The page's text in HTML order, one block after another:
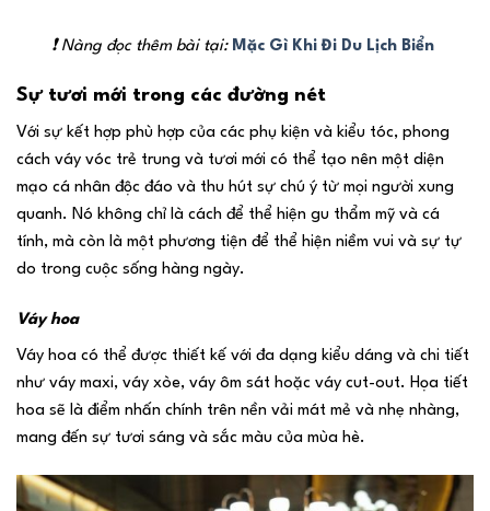
❗ Nàng đọc thêm bài tại: Mặc Gì Khi Đi Du Lịch Biển
Sự tươi mới trong các đường nét
Với sự kết hợp phù hợp của các phụ kiện và kiểu tóc, phong
cách váy vóc trẻ trung và tươi mới có thể tạo nên một diện
mạo cá nhân độc đáo và thu hút sự chú ý từ mọi người xung
quanh. Nó không chỉ là cách để thể hiện gu thẩm mỹ và cá
tính, mà còn là một phương tiện để thể hiện niềm vui và sự tự
do trong cuộc sống hàng ngày.
Váy hoa
Váy hoa có thể được thiết kế với đa dạng kiểu dáng và chi tiết
như váy maxi, váy xòe, váy ôm sát hoặc váy cut-out. Họa tiết
hoa sẽ là điểm nhấn chính trên nền vải mát mẻ và nhẹ nhàng,
mang đến sự tươi sáng và sắc màu của mùa hè.